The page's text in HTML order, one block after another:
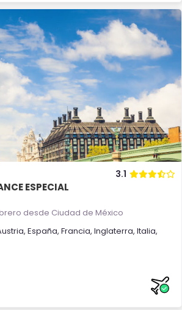
3.1
ESPECIAL
desde Ciudad de México
, España, Francia, Inglaterra, Italia,